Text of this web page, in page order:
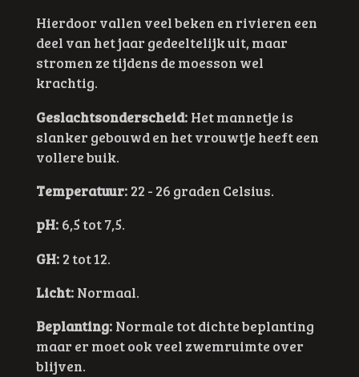
Hierdoor vallen veel beken en rivieren een
deel van het jaar gedeeltelijk uit, maar
stromen ze tijdens de moesson wel
krachtig.
Geslachtsonderscheid:Het mannetje is
slanker gebouwd en het vrouwtje heeft een
vollere buik.
Temperatuur:22 - 26 graden Celsius.
pH:6,5 tot 7,5.
GH:2 tot 12.
Licht:Normaal.
Beplanting:Normale tot dichte beplanting
maar er moet ook veel zwemruimte over
blijven.